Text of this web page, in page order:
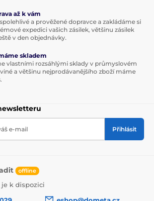
až k vám
a prověžené dopravce a zakládáme si
expedici vašich zásilek, většinu zásilek
v den objednávky.
skladem
vlastními rozsáhlými sklady v průmyslovém
a většinu nejprodávanějšího zboží máme
e-mail Přihlásit
offline
k dispozici